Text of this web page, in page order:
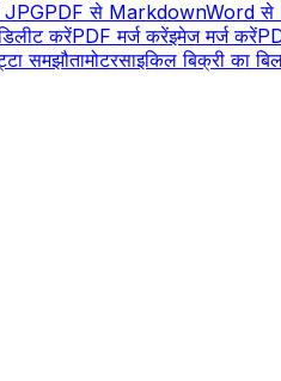
JPGPDF से MarkdownWord से
करेंPDF मर्ज करेंइमेज मर्ज करें
समझौतामोटरसाइकिल बिक्री का